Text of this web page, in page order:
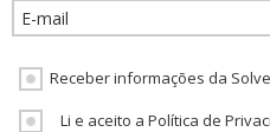
Receber informações da
Li e aceito a Política de